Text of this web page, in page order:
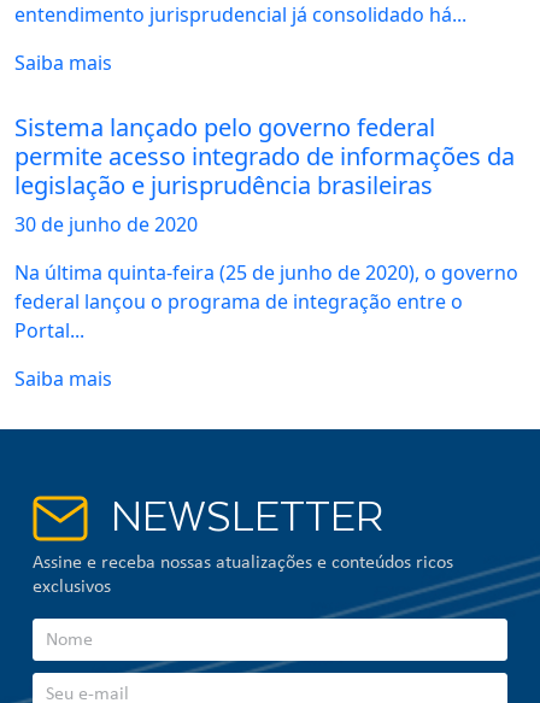
entendimento jurisprudencial já consolidado há...
Saiba mais
Sistema lançado pelo governo federal
permite acesso integrado de informações da
legislação e jurisprudência brasileiras
30 de junho de 2020
Na última quinta-feira (25 de junho de 2020), o governo
federal lançou o programa de integração entre o
Portal...
Saiba mais
NEWSLETTER
Assine e receba nossas atualizações e conteúdos ricos
exclusivos